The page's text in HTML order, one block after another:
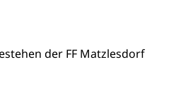
der FF Matzlesdorf